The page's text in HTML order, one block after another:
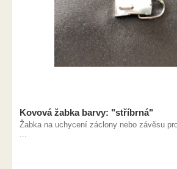
Kovová žabka barvy: "stříbrná"
Žabka na uchycení záclony nebo závěsu
...